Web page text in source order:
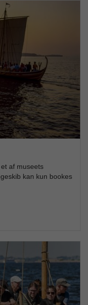
af museets
kan kun bookes